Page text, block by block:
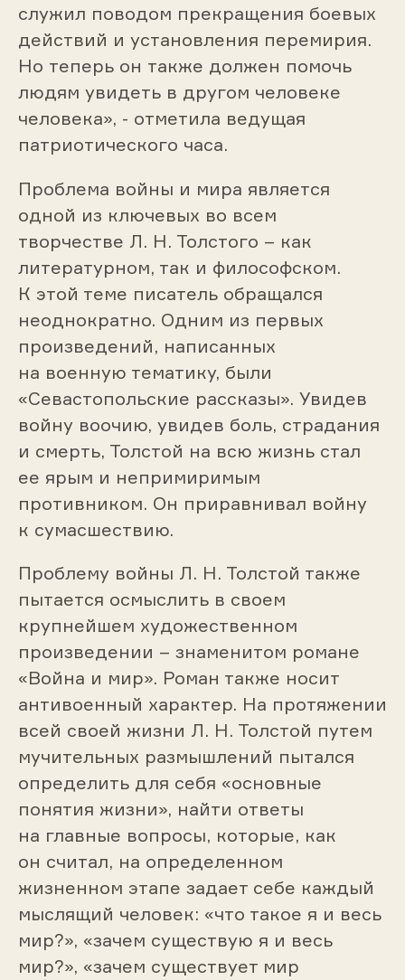
служил поводом прекращения боевых
действий и установления перемирия.
Но теперь он также должен помочь
людям увидеть в другом человеке
человека», - отметила ведущая
патриотического часа.
Проблема войны и мира является
одной из ключевых во всем
творчестве Л. Н. Толстого – как
литературном, так и философском.
К этой теме писатель обращался
неоднократно. Одним из первых
произведений, написанных
на военную тематику, были
«Севастопольские рассказы». Увидев
войну воочию, увидев боль, страдания
и смерть, Толстой на всю жизнь стал
ее ярым и непримиримым
противником. Он приравнивал войну
к сумасшествию.
Проблему войны Л. Н. Толстой также
пытается осмыслить в своем
крупнейшем художественном
произведении – знаменитом романе
«Война и мир». Роман также носит
антивоенный характер. На протяжении
всей своей жизни Л. Н. Толстой путем
мучительных размышлений пытался
определить для себя «основные
понятия жизни», найти ответы
на главные вопросы, которые, как
он считал, на определенном
жизненном этапе задает себе каждый
мыслящий человек: «что такое я и весь
мир?», «зачем существую я и весь
мир?», «зачем существует мир